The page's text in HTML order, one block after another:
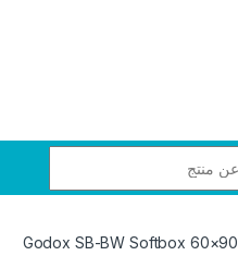
Godox SB-BW Softbox 60×90